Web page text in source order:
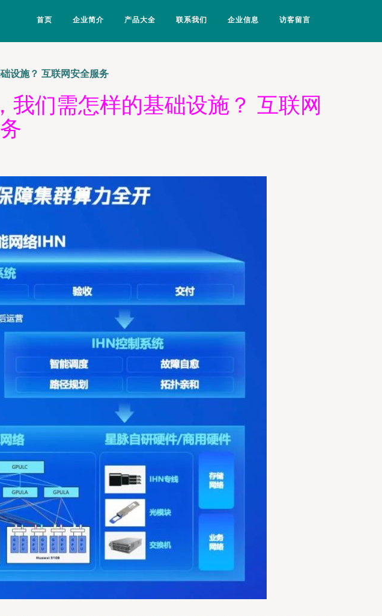
首页 企业简介 产品大全 联系我们 企业信息 访客留言
设施？ 互联网安全服务
们需怎样的基础设施？ 互联网